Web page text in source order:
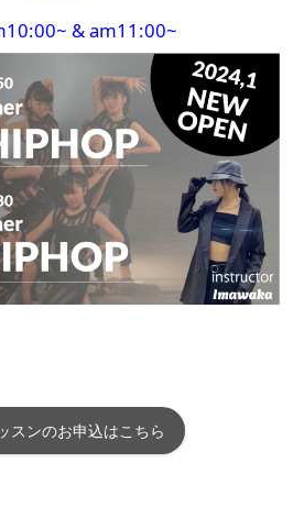
& am11:00~
スンのお申込はこちら